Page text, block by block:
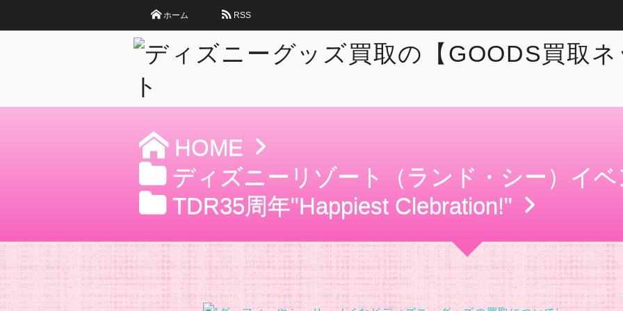
ホーム RSS
HOME
ディズニーリゾート（ランド・シー）イ
TDR35周年"Happiest Clebration!"